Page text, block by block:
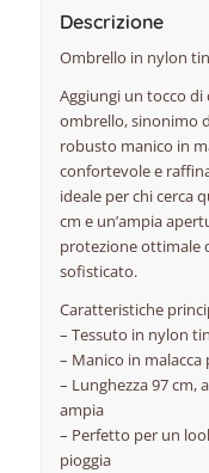
Descrizione
Ombrello in nylon
Aggiungi un tocco di
ombrello, sinonimo
robusto manico in
confortevole e
ideale per chi cerca
cm e un’ampia
protezione ottimale
sofisticato.
Caratteristiche
– Tessuto in nylon
– Manico in
– Lunghezza 97 cm,
ampia
– Perfetto per un
pioggia